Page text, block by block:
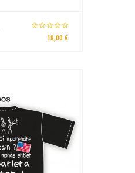
18,00 €